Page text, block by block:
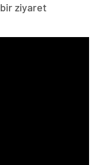
ziyaret